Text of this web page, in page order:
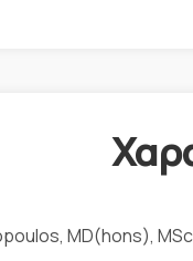
MD(hons),